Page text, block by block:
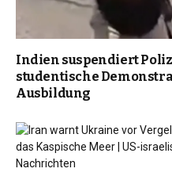
Indien suspendiert
studentische
Ausbildung